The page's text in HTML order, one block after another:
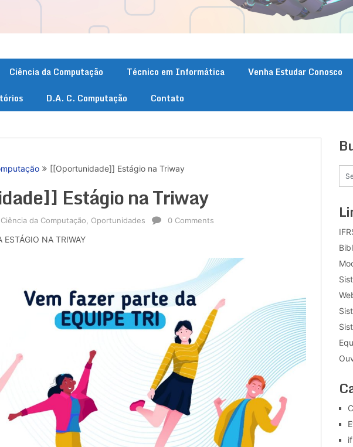
Ciência da Computação Técnico em Informática Venha Estudar Conosco
D.A. C. Computação Contato
[[Oportunidade]] Estágio na Triway
Estágio na Triway
Ciência da Computação Oportunidades 0 Comments
ESTÁGIO NA TRIWAY